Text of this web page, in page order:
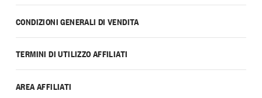
CONDIZIONI GENERALI DI VENDITA
TERMINI DI UTILIZZO AFFILIATI
AREA AFFILIATI